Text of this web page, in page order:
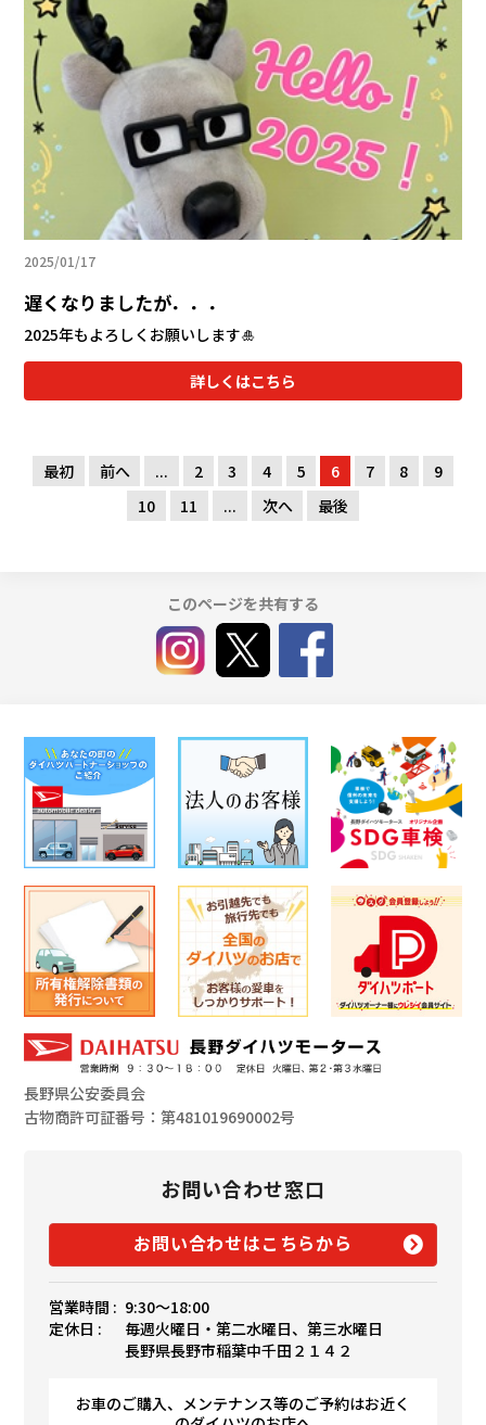
2025/01/17
遅くなりましたが．．．
2025年もよろしくお願いします🎍
詳しくはこちら
最初 前へ ... 2 3 4 5 6 7 8
9
10
11 ... 次へ 最後
このページを共有する
長野県公安委員会
古物商許可証番号：第481019690002号
お問い合わせ窓口
お問い合わせはこちらから
営業時間 : 9:30〜18:00
定休日 :
毎週火曜日・第二水曜日、第三水曜日
長野県長野市稲葉中千田２１４２
お車のご購入、メンテナンス等のご予約はお近く